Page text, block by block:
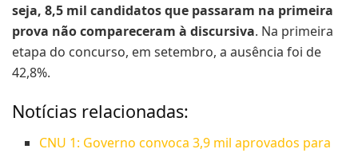
seja, 8,5 mil candidatos que passaram na primeira
prova não compareceram à discursiva. Na primeira
etapa do concurso, em setembro, a ausência foi de
42,8%.
Notícias relacionadas:
CNU 1: Governo convoca 3,9 mil aprovados para